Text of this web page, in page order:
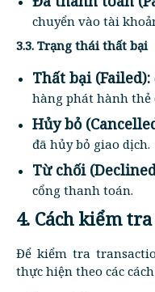
chuyển vào tài
3.3. Trạng thái thất bại
Thất bại (Failed):
hàng phát hành thẻ
Hủy bỏ
đã hủy bỏ giao dịch.
Từ chối
cổng thanh toán.
4. Cách kiểm
Để kiểm tra
thực hiện theo các